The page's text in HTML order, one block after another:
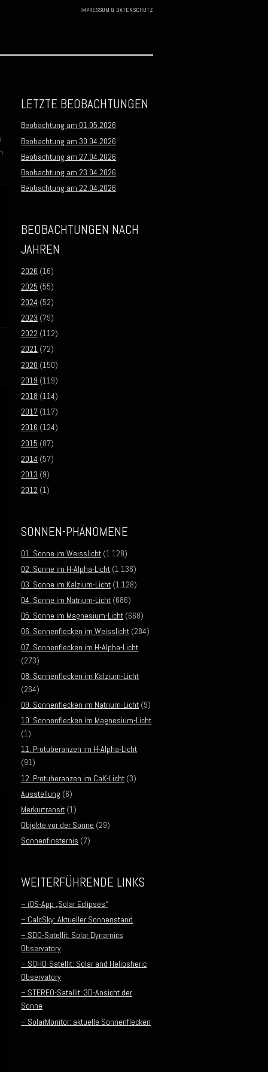
IMPRESSUM & DATENSCHUTZ
LETZTE BEOBACHTUNGEN
Beobachtung am 01.05.2026
Beobachtung am 30.04.2026
Beobachtung am 27.04.2026
Beobachtung am 23.04.2026
Beobachtung am 22.04.2026
BEOBACHTUNGEN NACH
JAHREN
2026 (16)
2025 (55)
2024 (52)
2023 (79)
2022 (112)
2021 (72)
2020 (150)
2019 (119)
2018 (114)
2017 (117)
2016 (124)
2015 (87)
2014 (57)
2013 (9)
2012 (1)
SONNEN-PHÄNOMENE
01. Sonne im Weisslicht (1.128)
02. Sonne im H-Alpha-Licht (1.136)
03. Sonne im Kalzium-Licht (1.128)
04. Sonne im Natrium-Licht (686)
05. Sonne im Magnesium-Licht (668)
06. Sonnenflecken im Weisslicht (284)
07. Sonnenflecken im H-Alpha-Licht
(273)
08. Sonnenflecken im Kalzium-Licht
(264)
09. Sonnenflecken im Natrium-Licht (9)
10. Sonnenflecken im Magnesium-Licht
(1)
11. Protuberanzen im H-Alpha-Licht
(91)
12. Protuberanzen im CaK-Licht (3)
Ausstellung (6)
Merkurtransit (1)
Objekte vor der Sonne (29)
Sonnenfinsternis (7)
WEITERFÜHRENDE LINKS
– iOS-App „Solar Eclipses“
– CalcSky: Aktueller Sonnenstand
– SDO-Satellit: Solar Dynamics
Observatory
– SOHO-Satellit: Solar and Heliosheric
Observatory
– STEREO-Satellit: 3D-Ansicht der
Sonne
– SolarMonitor: aktuelle Sonnenflecken